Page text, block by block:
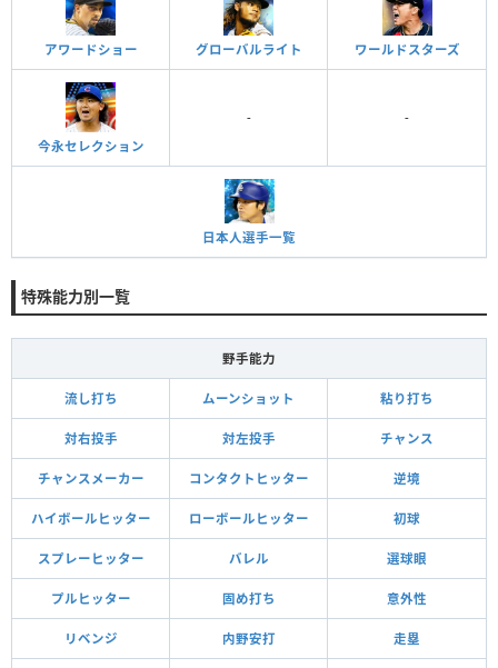
アワードショー グローバルライト ワールドスターズ
今永セレクション
- -
日本人選手一覧
特殊能力別一覧
野手能力
流し打ち ムーンショット 粘り打ち
対右投手 対左投手 チャンス
チャンスメーカー コンタクトヒッター 逆境
ハイボールヒッター ローボールヒッター 初球
スプレーヒッター バレル 選球眼
プルヒッター 固め打ち 意外性
リベンジ 内野安打 走塁